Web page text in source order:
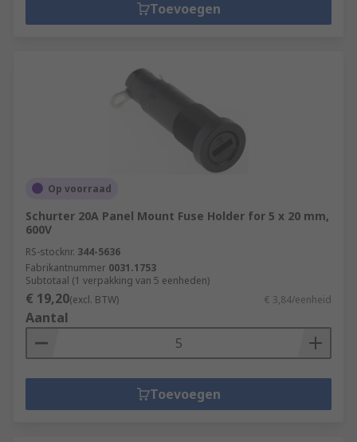
Toevoegen
Op voorraad
Schurter 20A Panel Mount Fuse Holder for 5 x 20 mm,
600V
RS-stocknr. 344-5636
Fabrikantnummer 0031.1753
Subtotaal (1 verpakking van 5 eenheden)
€ 19,20(excl. BTW) € 3,84/eenheid
Aantal
Toevoegen